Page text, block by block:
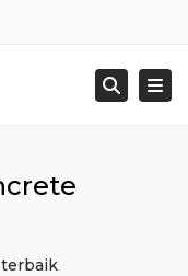
021 8278 4845